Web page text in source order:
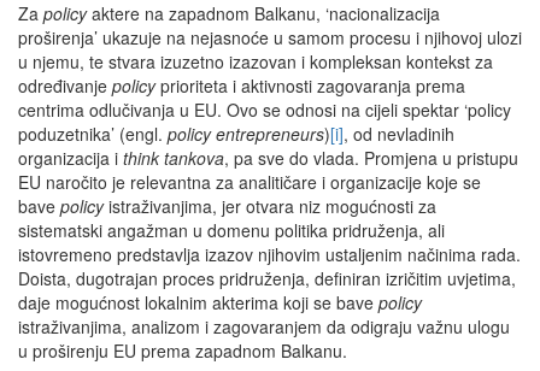
Za policyaktere na zapadnom Balkanu, ‘nacionalizacija
proširenja’ ukazuje na nejasnoće u samom procesu i njihovoj ulozi
u njemu, te stvara izuzetno izazovan i kompleksan kontekst za
određivanje policyprioriteta i aktivnosti zagovaranja prema
centrima odlučivanja u EU. Ovo se odnosi na cijeli spektar ‘policy
poduzetnika’ (engl. policy entrepreneurs)[i], od nevladinih
organizacija i think tankova, pa sve do vlada. Promjena u pristupu
EU naročito je relevantna za analitičare i organizacije koje se
bave policyistraživanjima, jer otvara niz mogućnosti za
sistematski angažman u domenu politika pridruženja, ali
istovremeno predstavlja izazov njihovim ustaljenim načinima rada.
Doista, dugotrajan proces pridruženja, definiran izričitim uvjetima,
daje mogućnost lokalnim akterima koji se bave policy
istraživanjima, analizom i zagovaranjem da odigraju važnu ulogu
u proširenju EU prema zapadnom Balkanu.